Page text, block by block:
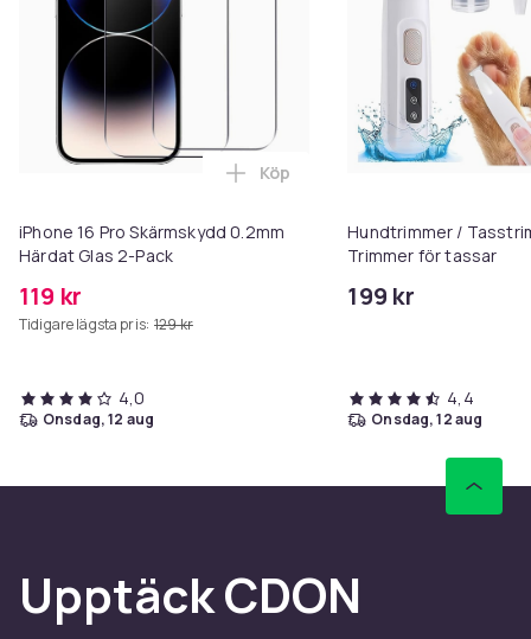
iPhone 16 Pro Skärmskydd 0.2mm
Härdat Glas 2-Pack
119 kr
Tidigare lägsta pris: 129 kr
Lägg till iPhone 16 Pro
Köp
4,0
onsdag, 12 aug
Hundtrimmer /
Trimmer för tassar
199 kr
4,4
onsdag, 12 aug
Upptäck CDON